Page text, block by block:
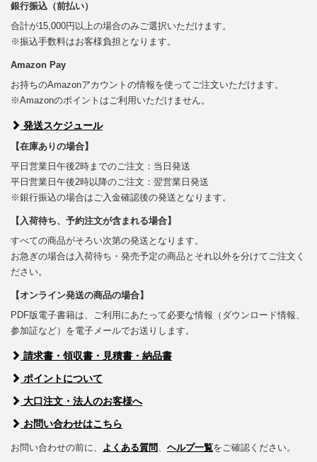
銀行振込（前払い）
合計が15,000円以上の場合のみご選択いただけます。
※振込手数料はお客様負担となります。
Amazon Pay
お持ちのAmazonアカウントの情報を使ってご注文いただけます。
※Amazonのポイントはご利用いただけません。
発送スケジュール
【在庫ありの場合】
平日営業日午後2時までのご注文：当日発送
平日営業日午後2時以降のご注文：翌営業日発送
※銀行振込の場合はご入金確認後の発送となります。
【入荷待ち、予約注文が含まれる場合】
すべての商品がそろい次第の発送となります。
お急ぎの場合は入荷待ち・発売予定の商品とそれ以外を分けてご注文く
ださい。
【オンライン発送の商品の場合】
PDF版電子書籍は、ご利用にあたって必要な情報（ダウンロード情報、
参加証など）を電子メールでお送りします。
請求書・領収書・見積書・納品書
ポイントについて
大口注文・法人のお客様へ
お問い合わせはこちら
お問い合わせの前に、 よくある質問、 ヘルプ一覧をご確認ください。